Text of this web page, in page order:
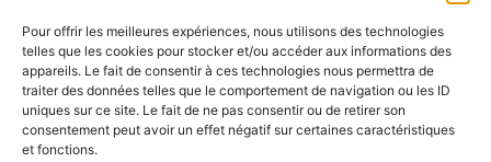
Pour offrir les meilleures expériences, nous utilisons des technologies
telles que les cookies pour stocker et/ou accéder aux informations des
appareils. Le fait de consentir à ces technologies nous permettra de
traiter des données telles que le comportement de navigation ou les ID
uniques sur ce site. Le fait de ne pas consentir ou de retirer son
consentement peut avoir un effet négatif sur certaines caractéristiques
et fonctions.
Page
CONTACT